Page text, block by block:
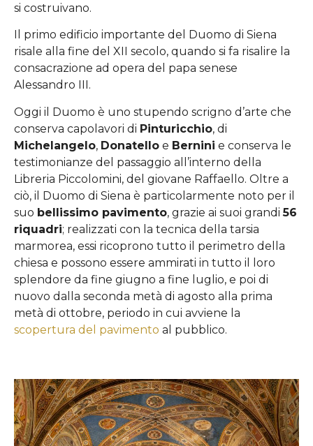
si costruivano.
Il primo edificio importante del Duomo di Siena
risale alla fine del XII secolo, quando si fa risalire la
consacrazione ad opera del papa senese
Alessandro III.
Oggi il Duomo è uno stupendo scrigno d’arte che
conserva capolavori di Pinturicchio, di
Michelangelo, Donatello e Bernini e conserva le
testimonianze del passaggio all’interno della
Libreria Piccolomini, del giovane Raffaello. Oltre a
ciò, il Duomo di Siena è particolarmente noto per il
suo bellissimo pavimento, grazie ai suoi grandi56
riquadri; realizzati con la tecnica della tarsia
marmorea, essi ricoprono tutto il perimetro della
chiesa e possono essere ammirati in tutto il loro
splendore da fine giugno a fine luglio, e poi di
nuovo dalla seconda metà di agosto alla prima
metà di ottobre, periodo in cui avviene la
scopertura del pavimento al pubblico.